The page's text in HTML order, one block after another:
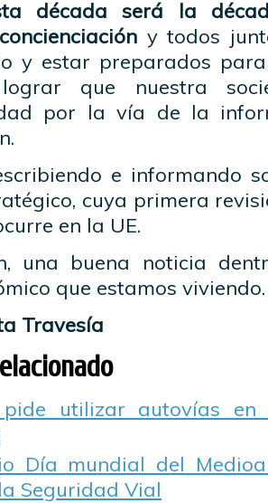
década será la
y todos
y estar preparados
que nuestra
por la vía de la
e informando
cuya primera
en la UE.
una buena noticia
que estamos viviendo.
Travesía
utilizar autovías en
Día mundial del
Seguridad Vial